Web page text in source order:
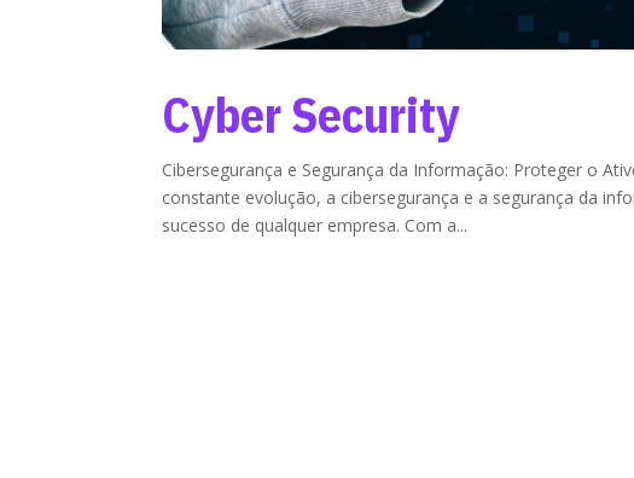
Cyber Security
Cibersegurança e Segurança da Informação: Proteger o
constante evolução, a cibersegurança e a segurança da
sucesso de qualquer empresa. Com a...